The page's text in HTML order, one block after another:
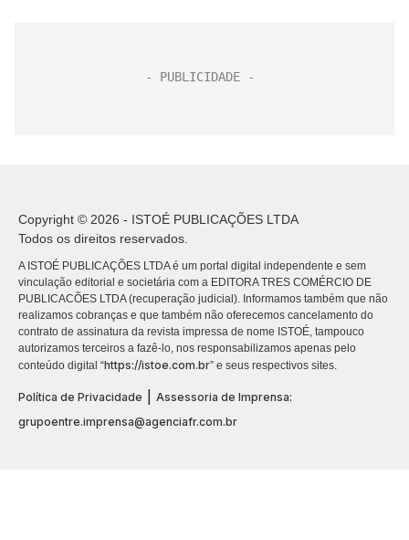
Copyright © 2026 - ISTOÉ PUBLICAÇÕES LTDA
Todos os direitos reservados.
A ISTOÉ PUBLICAÇÕES LTDA é um portal digital independente e sem
vinculação editorial e societária com a EDITORA TRES COMÉRCIO DE
PUBLICACÕES LTDA (recuperação judicial). Informamos também que não
realizamos cobranças e que também não oferecemos cancelamento do
contrato de assinatura da revista impressa de nome ISTOÉ, tampouco
autorizamos terceiros a fazê-lo, nos responsabilizamos apenas pelo
conteúdo digital “https://istoe.com.br” e seus respectivos sites.
Política de Privacidade
Assessoria de Imprensa:
grupoentre.imprensa@agenciafr.com.br